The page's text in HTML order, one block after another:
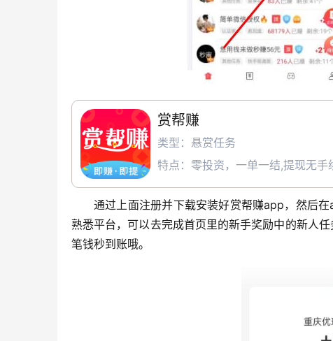
赏帮赚
类型：悬赏任务
特点：零投资，一单一结,提现无手
通过上面注册并下载安装好赏帮赚app，然后
熟悉平台，可以去完成首页里的新手奖励中的新人
笔钱秒到账哦。